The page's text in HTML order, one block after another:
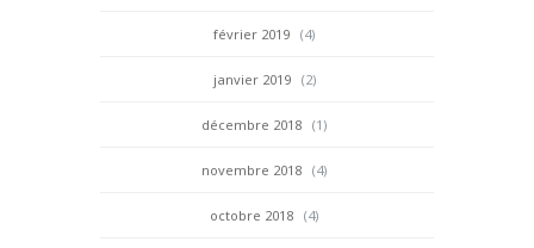
février 2019 (4)
janvier 2019 (2)
décembre 2018 (1)
novembre 2018 (4)
octobre 2018 (4)